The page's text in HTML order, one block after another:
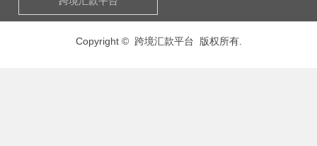
Copyright © 跨境汇款平台 版权所有.